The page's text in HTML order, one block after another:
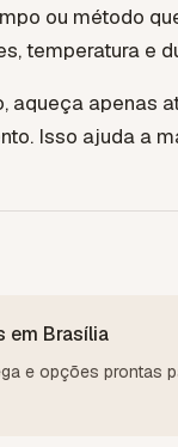
ou método
temperatura e
aqueça apenas
Isso ajuda a
em Brasília
e opções prontas